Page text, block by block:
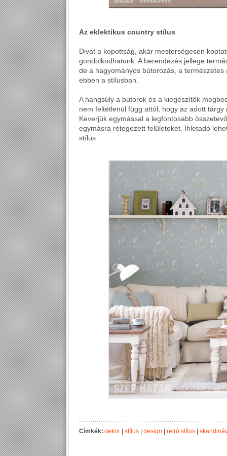
Az eklektikus country stílus
Divat a kopottság, akár mesterségesen
gondolkodhatunk. A berendezés jellege
de a hagyományos bútorozás, a
ebben a stílusban.
A hangsúly a bútorok és a kiegészítők
nem feltétlenül függ attól, hogy az adott
Keverjük egymással a legfontosabb
egymásra rétegezett felületeket. Ihletadó
stílus.
Címkék:dekor stílus design retró stílus